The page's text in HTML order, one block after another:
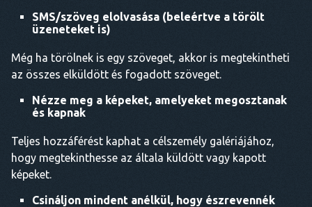
SMS/szöveg elolvasása (beleértve a törölt
üzeneteket is)
Még ha törölnek is egy szöveget, akkor is megtekintheti
az összes elküldött és fogadott szöveget.
Nézze meg a képeket, amelyeket megosztanak
és kapnak
Teljes hozzáférést kaphat a célszemély galériájához,
hogy megtekinthesse az általa küldött vagy kapott
képeket.
Csináljon mindent anélkül, hogy észrevennék